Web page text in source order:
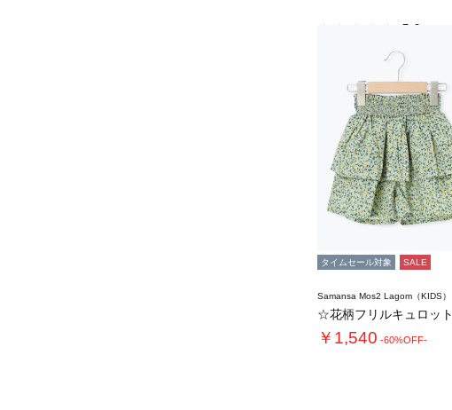
5.0
タイムセール対象 SALE
Samansa Mos2 Lagom（KIDS）
☆花柄フリルキュロット
￥1,540 -60%OFF-